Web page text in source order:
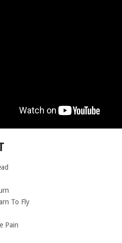
To Fly
Pain